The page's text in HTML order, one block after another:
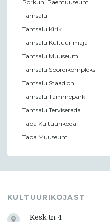
Porkuni Paemuuseum
Tamsalu
Tamsalu Kirik
Tamsalu Kultuurimaja
Tamsalu Muuseum
Tamsalu Spordikompleks
Tamsalu Staadion
Tamsalu Tammepark
Tamsalu Terviserada
Tapa Kultuurikoda
Tapa Muuseum
KULTUURIKOJAST
Kesk tn 4